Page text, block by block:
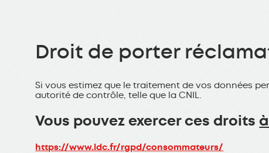
Droit de porter
Si vous estimez que le traitement de vos données
autorité de contrôle, telle que la CNIL.
Vous pouvez exercer ces droits
https://www.ldc.fr/rgpd/consommateurs/